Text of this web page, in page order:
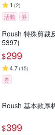
1 (2)
活動 券
Roush 特殊剪裁
5397)
$299
4.7(15)
券
Roush 基本款厚
$399